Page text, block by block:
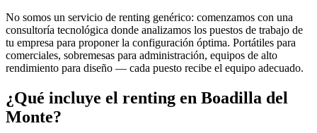
No somos un servicio de renting genérico: comenzamos con una
consultoría tecnológica donde analizamos los puestos de trabajo de
tu empresa para proponer la configuración óptima. Portátiles para
comerciales, sobremesas para administración, equipos de alto
rendimiento para diseño — cada puesto recibe el equipo adecuado.
¿Qué incluye el renting en Boadilla del
Monte?